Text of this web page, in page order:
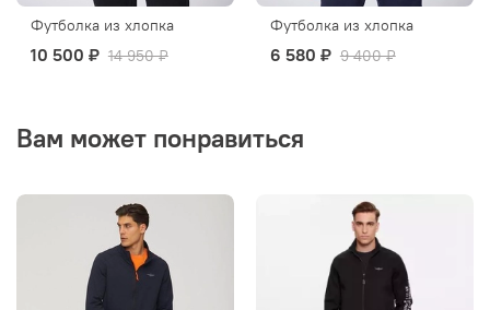
Футболка из хлопка
10 500 ₽ 14 950 ₽
Футболка из хлопка
6 580 ₽ 9 400 ₽
Вам может понравиться